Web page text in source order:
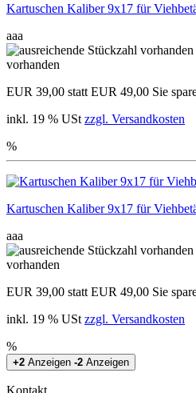
Kartuschen Kaliber 9x17 für
aaa
vorhanden
EUR 39,00 statt EUR 49,00 Sie
inkl. 19 % USt zzgl. Versandkosten
%
Kartuschen Kaliber 9x17 für
aaa
vorhanden
EUR 39,00 statt EUR 49,00 Sie
inkl. 19 % USt zzgl. Versandkosten
%
+2 Anzeigen -2 Anzeigen
Kontakt